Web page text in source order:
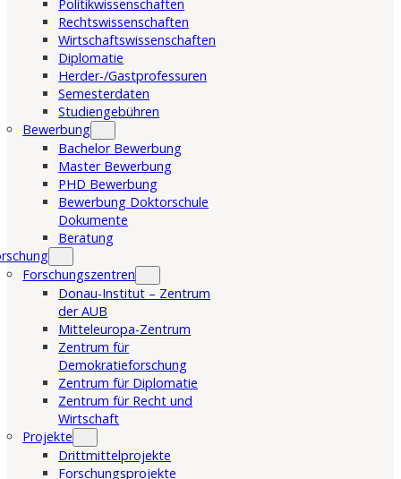
Politikwissenschaften
Rechtswissenschaften
Wirtschaftswissenschaften
Diplomatie
Herder-/Gastprofessuren
Semesterdaten
Studiengebühren
Bewerbung
Bachelor Bewerbung
Master Bewerbung
PHD Bewerbung
Bewerbung Doktorschule
Dokumente
Beratung
Forschungszentren
Donau-Institut – Zentrum
der AUB
Mitteleuropa-Zentrum
Zentrum für
Demokratieforschung
Zentrum für Diplomatie
Zentrum für Recht und
Wirtschaft
Projekte
Drittmittelprojekte
Forschungsprojekte